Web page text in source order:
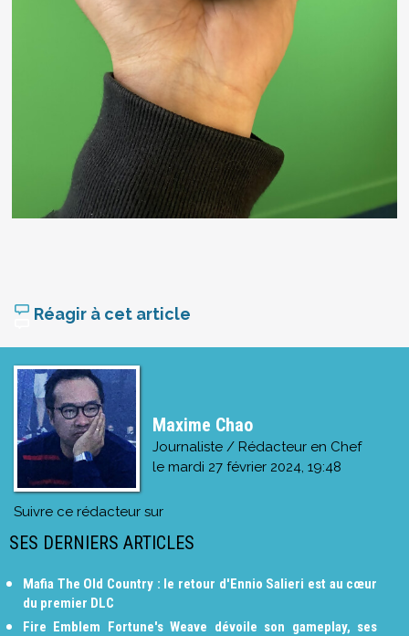
Réagir à cet article
Maxime Chao
Journaliste / Rédacteur en Chef
le mardi 27 février 2024, 19:48
Suivre ce rédacteur sur
SES DERNIERS ARTICLES
Mafia The Old Country : le retour d'Ennio Salieri est au cœur
du premier DLC
Fire Emblem Fortune's Weave dévoile son gameplay, ses